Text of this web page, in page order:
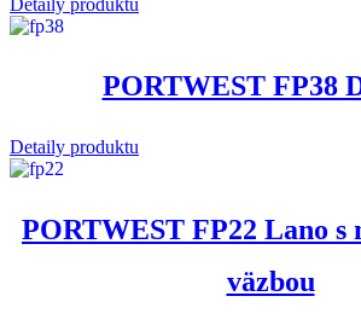
PORTWEST FP38
Detaily produktu
PORTWEST FP22 Lano s
väzbou